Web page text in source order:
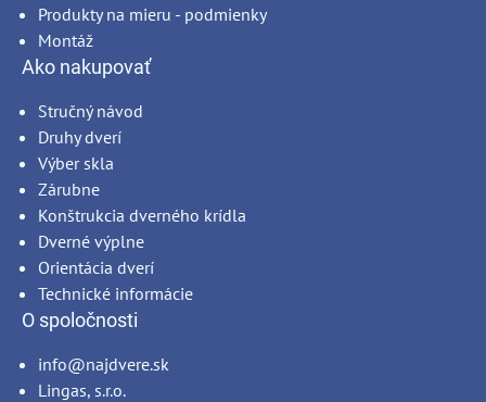
Produkty na mieru - podmienky
Montáž
Ako nakupovať
Stručný návod
Druhy dverí
Výber skla
Zárubne
Konštrukcia dverného krídla
Dverné výplne
Orientácia dverí
Technické informácie
O spoločnosti
info@najdvere.sk
Lingas, s.r.o.